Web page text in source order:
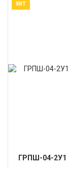
ХИТ
ГРПШ-04-2У1